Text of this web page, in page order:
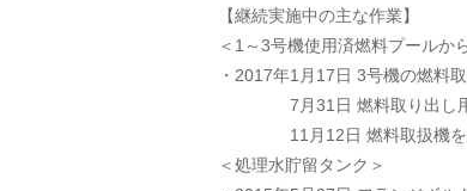
【継続実施中の主な作業】
＜1～3号機使用済燃料プールか
・2017年1月17日 3号機の燃料
7月31日 燃料取り出し用カ
11月12日 燃料取扱機を
＜処理水貯留タンク＞